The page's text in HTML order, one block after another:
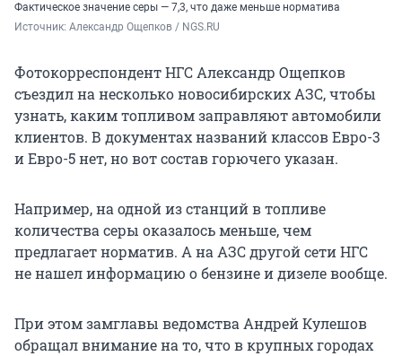
Фактическое значение серы — 7,3, что даже меньше норматива
Источник: Александр Ощепков / NGS.RU
Фотокорреспондент НГС Александр Ощепков
съездил на несколько новосибирских АЗС, чтобы
узнать, каким топливом заправляют автомобили
клиентов. В документах названий классов Евро-3
и Евро-5 нет, но вот состав горючего указан.
Например, на одной из станций в топливе
количества серы оказалось меньше, чем
предлагает норматив. А на АЗС другой сети НГС
не нашел информацию о бензине и дизеле вообще.
При этом замглавы ведомства Андрей Кулешов
обращал внимание на то, что в крупных городах